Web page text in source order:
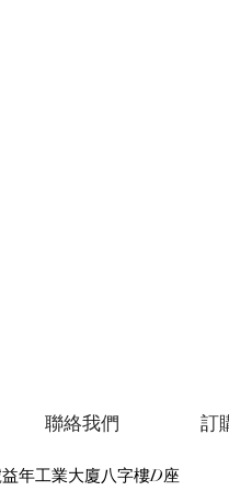
聯絡我們 訂
年工業大廈八字樓D座